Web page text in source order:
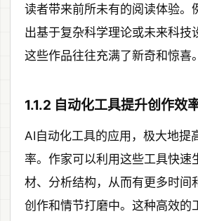
读者带来前所未有的阅读体验。
出基于复杂科学理论或未来科技
这些作品往往充满了新奇和惊喜。
1.1.2 自动化工具提升创作效
AI自动化工具的应用，极大地提
率。作家可以利用这些工具快速
材、分析结构，从而有更多时间
创作和情节打磨中。这种高效的